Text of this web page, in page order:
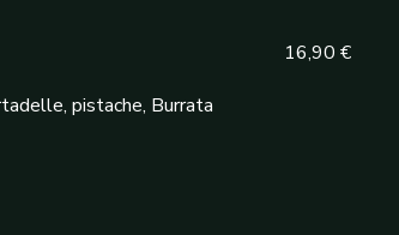
pistache, Burrata
16,90 €